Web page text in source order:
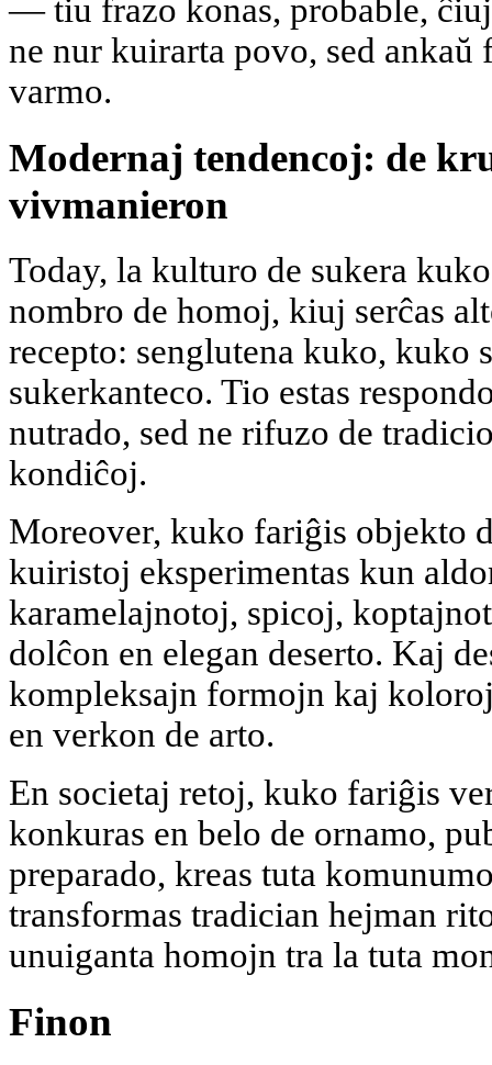
— tiu frazo konas, probable,
ne nur kuirarta povo, sed
varmo.
Modernaj tendencoj: de
vivmanieron
Today, la kulturo de sukera
nombro de homoj, kiuj serĉas
recepto: senglutena kuko, kuko
sukerkanteco. Tio estas
nutrado, sed ne rifuzo de
kondiĉoj.
Moreover, kuko fariĝis objekto
kuiristoj eksperimentas kun
karamelajnotoj, spicoj,
dolĉon en elegan deserto. Kaj
kompleksajn formojn kaj
en verkon de arto.
En societaj retoj, kuko fariĝis
konkuras en belo de ornamo,
preparado, kreas tuta
transformas tradician hejman
unuiganta homojn tra la tuta
Finon